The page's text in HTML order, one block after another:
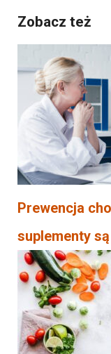
Zobacz też
Prewencja
suplementy